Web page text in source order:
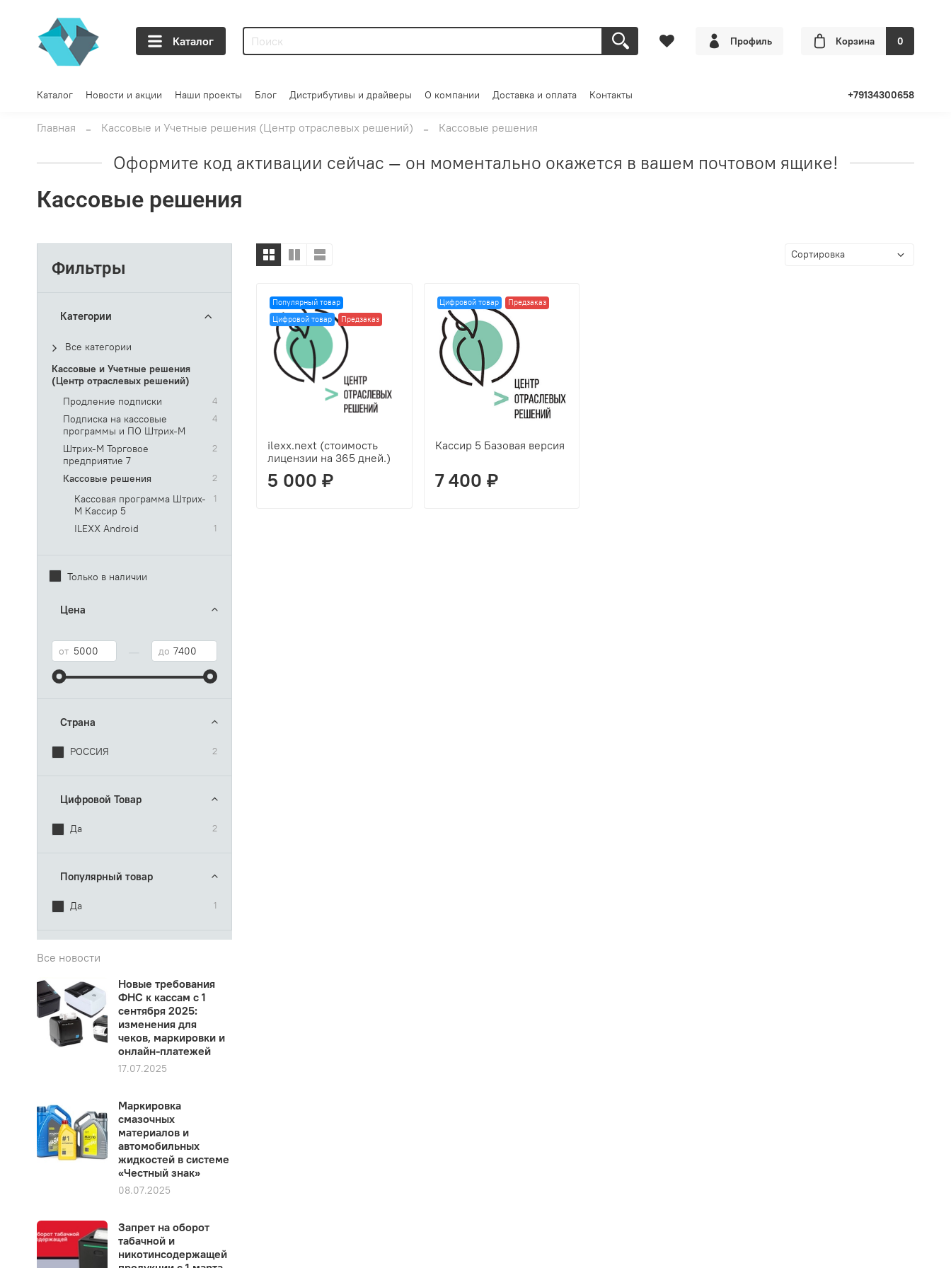
Каталог Профиль Корзина 0
Каталог Новости и акции Наши проекты Блог Дистрибутивы и драйверы О компании Доставка и оплата Контакты +79134300658
Главная Кассовые и Учетные решения (Центр отраслевых решений) Кассовые решения
Оформите код активации сейчас — он моментально окажется в вашем почтовом ящике!
Кассовые решения
Популярный товар
Цифровой товар
Предзаказ
ilexx.next (стоимость
лицензии на 365 дней.)
5 000 ₽
Цифровой товар Предзаказ
Кассир 5 Базовая версия
7 400 ₽
Фильтры
Категории
Все категории
Кассовые и Учетные решения
(Центр отраслевых решений)
Продление подписки
4
Подписка на кассовые
программы и ПО Штрих-М
4
Штрих-М Торговое
предприятие 7
2
Кассовые решения 2
Кассовая программа Штрих-
М Кассир 5
1
ILEXX Android 1
Только в наличии
Цена
от до
Страна
РОССИЯ 2
Цифровой Товар
Да 2
Популярный товар
Да 1
Все новости
Новые требования
ФНС к кассам с 1
сентября 2025:
изменения для
чеков, маркировки и
онлайн-платежей
17.07.2025
Маркировка
смазочных
материалов и
автомобильных
жидкостей в системе
«Честный знак»
08.07.2025
Запрет на оборот
табачной и
никотинсодержащей